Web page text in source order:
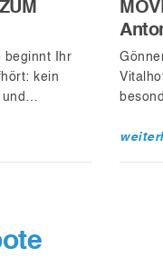
beginnt Ihr
kein
und…